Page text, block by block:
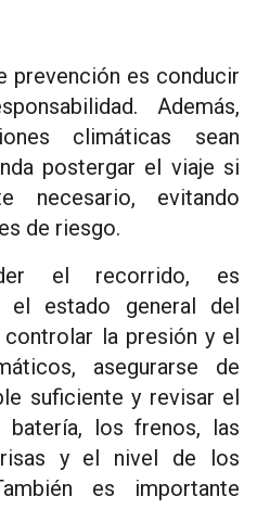
prevención es conducir
Además,
climáticas sean
postergar el viaje si
necesario, evitando
de riesgo.
el recorrido, es
el estado general del
controlar la presión y el
asegurarse de
suficiente y revisar el
batería, los frenos, las
y el nivel de los
es importante